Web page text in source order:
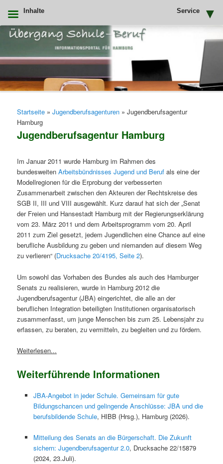
Zum
primären
springenUebergang Schule Beruf
Startseite »Jugendberufsagenturen »Jugendberufsagentur
Hamburg
Jugendberufsagentur Hamburg
Im Januar 2011 wurde Hamburg im Rahmen des
bundesweitenArbeitsbündnisses Jugend und Beruf als eine der
Modellregionen für die Erprobung der verbesserten
Zusammenarbeit zwischen den Akteuren der Rechtskreise des
SGB II, III und VIII ausgewählt. Kurz darauf hat sich der „Senat
der Freien und Hansestadt Hamburg mit der Regierungserklärung
vom 23. März 2011 und dem Arbeitsprogramm vom 20. April
2011 zum Ziel gesetzt, jedem Jugendlichen eine Chance auf eine
berufliche Ausbildung zu geben und niemanden auf diesem Weg
zu verlieren“ (Drucksache 20/4195, Seite 2).
Um sowohl das Vorhaben des Bundes als auch des Hamburger
Senats zu realisieren, wurde in Hamburg 2012 die
Jugendberufsagentur (JBA) eingerichtet, die alle an der
beruflichen Integration beteiligten Institutionen organisatorisch
zusammenfasst, um junge Menschen bis zum 25. Lebensjahr zu
erfassen, zu beraten, zu vermitteln, zu begleiten und zu fördern.
Weiterlesen...
Weiterführende Informationen
JBA-Angebot in jeder Schule. Gemeinsam für gute
Bildungschancen und gelingende Anschlüsse: JBA und die
berufsbildende Schule, HIBB (Hrsg.), Hamburg (2026).
Mitteilung des Senats an die Bürgerschaft. Die Zukunft
sichern: Jugendberufsagentur 2.0, Drucksache 22/15879
(2024, 23.Juli).
Inhalte Service